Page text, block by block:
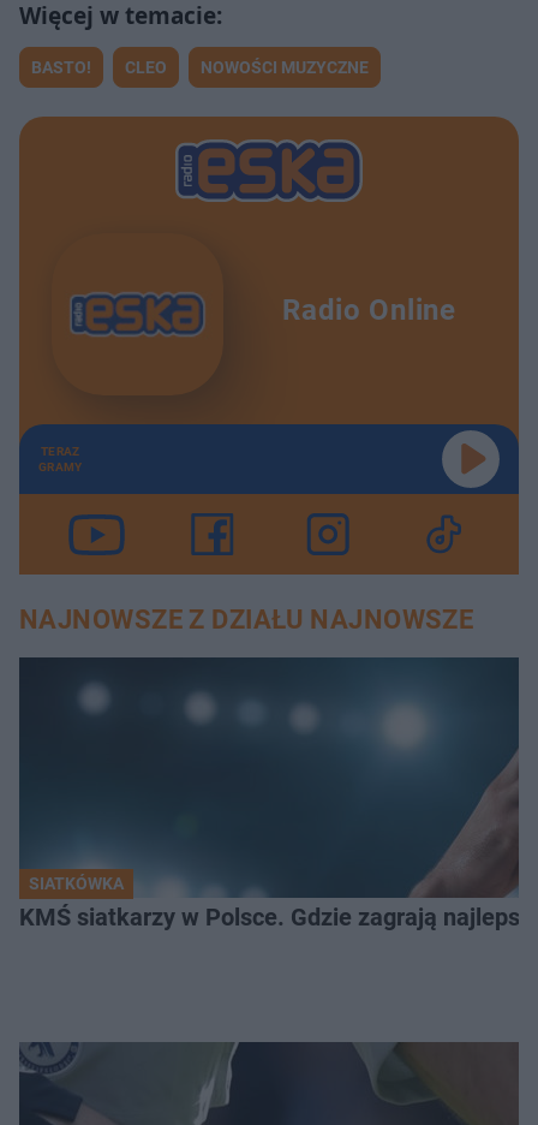
BASTO! CLEO NOWOŚCI MUZYCZNE
Radio Online
TERAZ
GRAMY
NAJNOWSZE Z DZIAŁU NAJNOWSZE
SIATKÓWKA
KMŚ siatkarzy w Polsce. Gdzie zagrają